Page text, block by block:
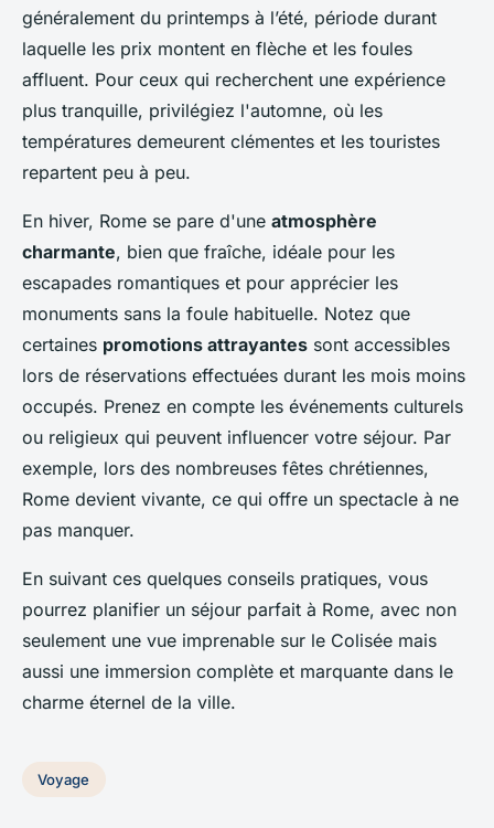
généralement du printemps à l’été, période durant
laquelle les prix montent en flèche et les foules
affluent. Pour ceux qui recherchent une expérience
plus tranquille, privilégiez l'automne, où les
températures demeurent clémentes et les touristes
repartent peu à peu.
En hiver, Rome se pare d'une atmosphère
charmante, bien que fraîche, idéale pour les
escapades romantiques et pour apprécier les
monuments sans la foule habituelle. Notez que
certaines promotions attrayantes sont accessibles
lors de réservations effectuées durant les mois moins
occupés. Prenez en compte les événements culturels
ou religieux qui peuvent influencer votre séjour. Par
exemple, lors des nombreuses fêtes chrétiennes,
Rome devient vivante, ce qui offre un spectacle à ne
pas manquer.
En suivant ces quelques conseils pratiques, vous
pourrez planifier un séjour parfait à Rome, avec non
seulement une vue imprenable sur le Colisée mais
aussi une immersion complète et marquante dans le
charme éternel de la ville.
Voyage